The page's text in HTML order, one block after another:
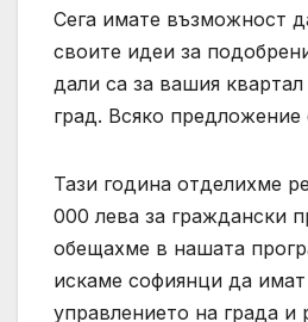
Сега имате възможност
своите идеи за
дали са за вашия
град. Всяко
Тази година отделихме
000 лева за граждански
обещахме в нашата
искаме софиянци да
управлението на града и